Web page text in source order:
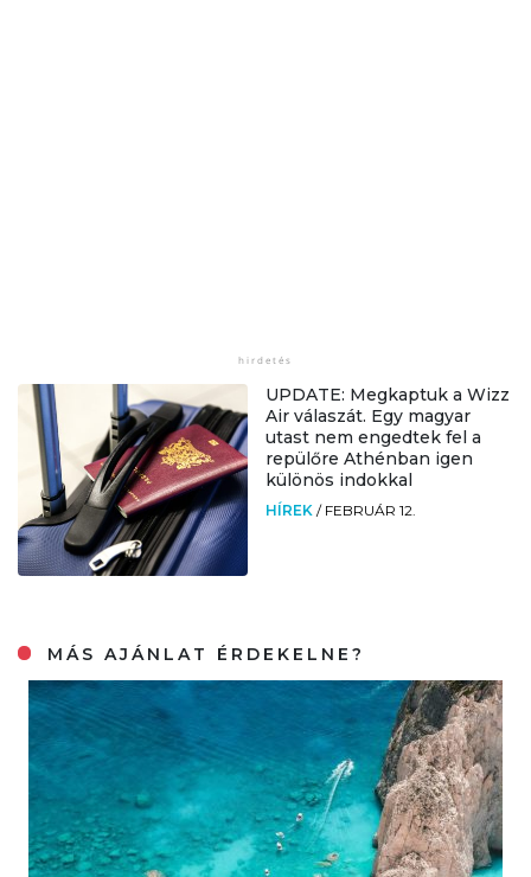
UPDATE: Megkaptuk a Wizz
Air válaszát. Egy magyar
utast nem engedtek fel a
repülőre Athénban igen
különös indokkal
HÍREK / FEBRUÁR 12.
MÁS AJÁNLAT ÉRDEKELNE?